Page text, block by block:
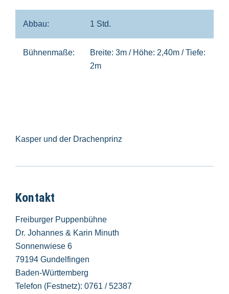
Abbau: 1 Std.
Bühnenmaße:
Breite: 3m / Höhe: 2,40m / Tiefe:
2m
Kasper und der Drachenprinz
Kontakt
Freiburger Puppenbühne
Dr. Johannes & Karin Minuth
Sonnenwiese 6
79194 Gundelfingen
Baden-Württemberg
Telefon (Festnetz): 0761 / 52387